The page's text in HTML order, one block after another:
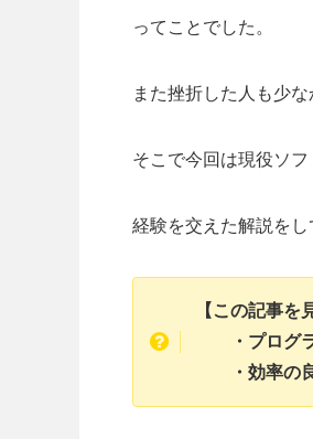
ってことでした。
また挫折した人も少
そこで今回は現役ソ
経験を交えた解説をし
【この記事を
・プログラ
・効率の良